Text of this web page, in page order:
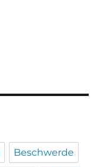
Beschwerde